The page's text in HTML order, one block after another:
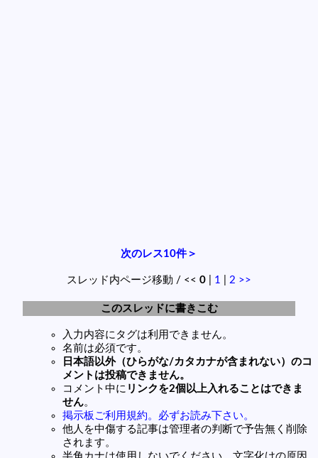
次のレス10件＞
スレッド内ページ移動 / << 0 1 2 >>
このスレッドに書きこむ
入力内容にタグは利用できません。
名前は必須です。
日本語以外（ひらがな/カタカナが含まれない）のコ
メントは投稿できません。
コメント中に リンクを2個以上入れることはできま
せん。
掲示板ご利用規約。必ずお読み下さい。
他人を中傷する記事は管理者の判断で予告無く削除
されます。